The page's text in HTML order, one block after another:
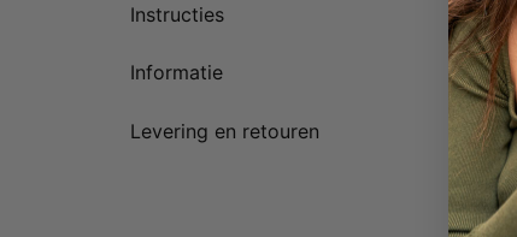
Instructies
Informatie
Levering en retouren